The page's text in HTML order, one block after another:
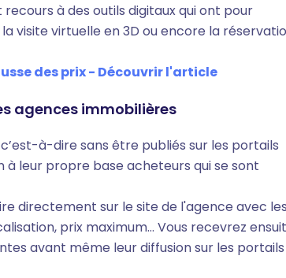
à des outils digitaux qui ont pour
visite virtuelle en 3D ou encore la
des prix - Découvrir l'article
agences immobilières
c’est-à-dire sans être publiés sur les portails
à leur propre base acheteurs qui se sont
directement sur le site de l'agence avec
prix maximum… Vous recevrez
avant même leur diffusion sur les portails